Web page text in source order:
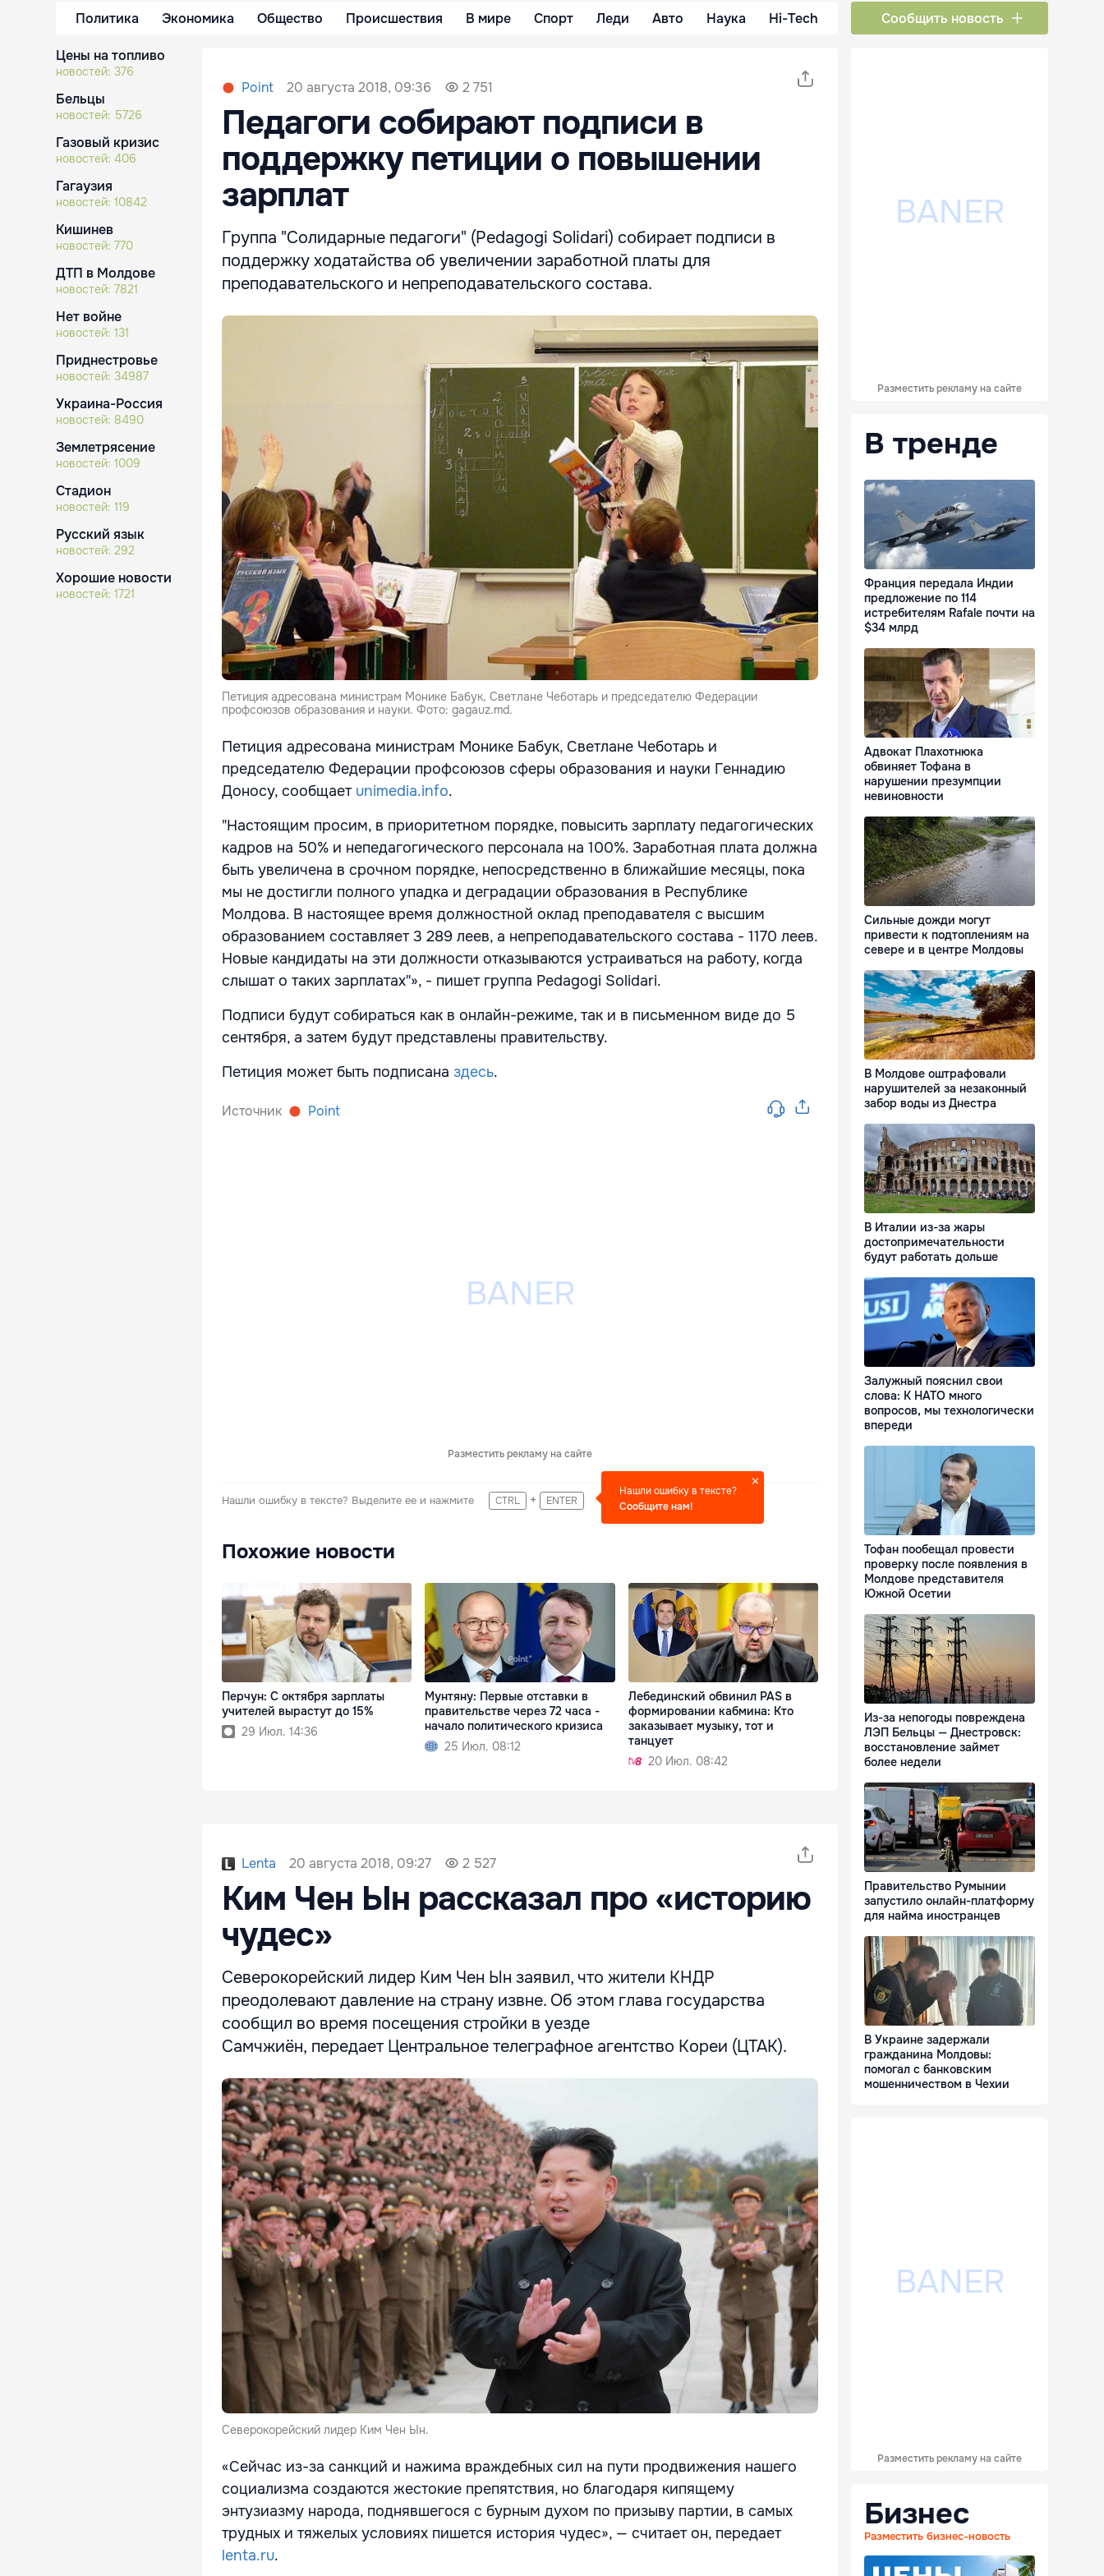
Политика Экономика Общество Происшествия В мире Спорт Леди Авто Наука Hi-Tech Сообщить новость
Цены на топливо
новостей: 376
Бельцы
новостей: 5726
Газовый кризис
новостей: 406
Гагаузия
новостей: 10842
Кишинев
новостей: 770
ДТП в Молдове
новостей: 7821
Нет войне
новостей: 131
Приднестровье
новостей: 34987
Украина-Россия
новостей: 8490
Землетрясение
новостей: 1009
Стадион
новостей: 119
Русский язык
новостей: 292
Хорошие новости
новостей: 1721
Point 20 августа 2018, 09:36 2 751
Педагоги собирают подписи в
поддержку петиции о повышении
зарплат
Группа "Солидарные педагоги" (Pedagogi Solidari) собирает подписи в
поддержку ходатайства об увеличении заработной платы для
преподавательского и непреподавательского состава.
Петиция адресована министрам Монике Бабук, Светлане Чеботарь и председателю Федерации
профсоюзов образования и науки. Фото: gagauz.md.
Петиция адресована министрам Монике Бабук, Светлане Чеботарь и
председателю Федерации профсоюзов сферы образования и науки Геннадию
Доносу, сообщает unimedia.info.
"Настоящим просим, в приоритетном порядке, повысить зарплату педагогических
кадров на 50% и непедагогического персонала на 100%. Заработная плата должна
быть увеличена в срочном порядке, непосредственно в ближайшие месяцы, пока
мы не достигли полного упадка и деградации образования в Республике
Молдова. В настоящее время должностной оклад преподавателя с высшим
образованием составляет 3 289 леев, а непреподавательского состава - 1170 леев.
Новые кандидаты на эти должности отказываются устраиваться на работу, когда
слышат о таких зарплатах"», - пишет группа Pedagogi Solidari.
Подписи будут собираться как в онлайн-режиме, так и в письменном виде до 5
сентября, а затем будут представлены правительству.
Петиция может быть подписана здесь.
Источник Point
Разместить рекламу на сайте
Нашли ошибку в тексте? Выделите ее и нажмите CTRL + ENTER
Нашли ошибку в тексте?
Сообщите нам!
Похожие новости
Перчун: С октября зарплаты
учителей вырастут до 15%
29 Июл. 14:36
Мунтяну: Первые отставки в
правительстве через 72 часа -
начало политического кризиса
25 Июл. 08:12
Лебединский обвинил PAS в
формировании кабмина: Кто
заказывает музыку, тот и
танцует
20 Июл. 08:42
Lenta 20 августа 2018, 09:27 2 527
Ким Чен Ын рассказал про «историю
чудес»
Северокорейский лидер Ким Чен Ын заявил, что жители КНДР
преодолевают давление на страну извне. Об этом глава государства
сообщил во время посещения стройки в уезде
Самчжиён, передает Центральное телеграфное агентство Кореи (ЦТАК).
Северокорейский лидер Ким Чен Ын.
«Сейчас из-за санкций и нажима враждебных сил на пути продвижения нашего
социализма создаются жестокие препятствия, но благодаря кипящему
энтузиазму народа, поднявшегося с бурным духом по призыву партии, в самых
трудных и тяжелых условиях пишется история чудес», — считает он, передает
lenta.ru.
Разместить рекламу на сайте
В тренде
Франция передала Индии
предложение по 114
истребителям Rafale почти на
$34 млрд
Адвокат Плахотнюка
обвиняет Тофана в
нарушении презумпции
невиновности
Сильные дожди могут
привести к подтоплениям на
севере и в центре Молдовы
В Молдове оштрафовали
нарушителей за незаконный
забор воды из Днестра
В Италии из-за жары
достопримечательности
будут работать дольше
Залужный пояснил свои
слова: К НАТО много
вопросов, мы технологически
впереди
Тофан пообещал провести
проверку после появления в
Молдове представителя
Южной Осетии
Из-за непогоды повреждена
ЛЭП Бельцы — Днестровск:
восстановление займет
более недели
Правительство Румынии
запустило онлайн-платформу
для найма иностранцев
В Украине задержали
гражданина Молдовы:
помогал с банковским
мошенничеством в Чехии
Разместить рекламу на сайте
Бизнес
Разместить бизнес-новость